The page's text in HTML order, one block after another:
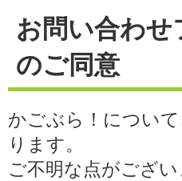
お問い合わ
のご同意
かごぶら！につい
ります。
ご不明な点がござ